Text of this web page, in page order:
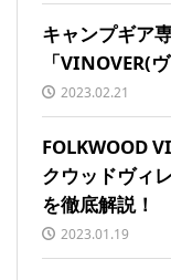
キャンプギア
「VINOVER(
2023.02.21
FOLKWOOD
クウッドヴィ
を徹底解説！
2023.01.19